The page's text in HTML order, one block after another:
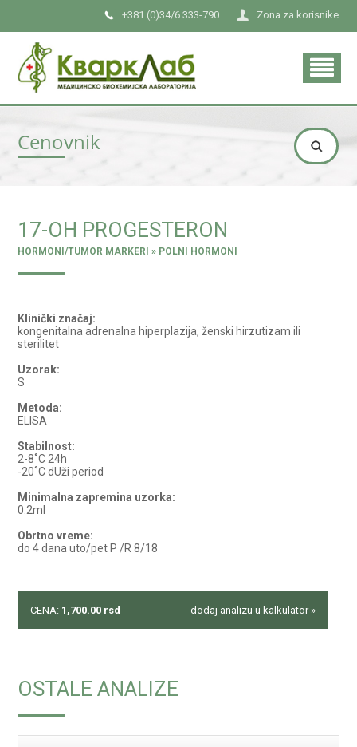
Zona za korisnike
+381 (0)34/6 333-790
Cenovnik
17-OH PROGESTERON
HORMONI/TUMOR MARKERI » POLNI HORMONI
Klinički značaj:
kongenitalna adrenalna hiperplazija, ženski hirzutizam ili
sterilitet
Uzorak:
S
Metoda:
ELISA
Stabilnost:
2-8˚C 24h
-20˚C dUži period
Minimalna zapremina uzorka:
0.2ml
Obrtno vreme:
do 4 dana uto/pet P /R 8/18
CENA: 1,700.00 rsd dodaj analizu u kalkulator »
OSTALE ANALIZE